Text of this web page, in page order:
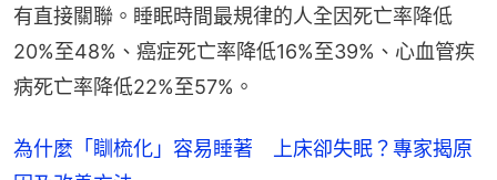
有直接關聯。睡眠時間最規律的人全因死亡率降低
20%至48%、癌症死亡率降低16%至39%、心血管疾
病死亡率降低22%至57%。
為什麼「瞓梳化」容易睡著 上床卻失眠？專家揭原